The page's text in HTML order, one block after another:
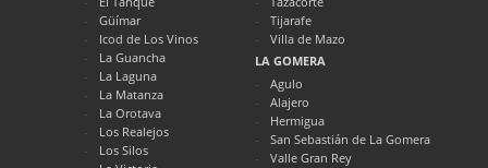
Güímar
Icod de Los Vinos
La Guancha
La Laguna
La Matanza
La Orotava
Los Realejos
Los Silos
Tijarafe
Villa de Mazo
LA GOMERA
Agulo
Alajero
Hermigua
San Sebastián de La Gomera
Valle Gran Rey